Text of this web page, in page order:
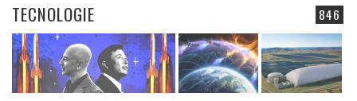
846
TECNOLOGIE